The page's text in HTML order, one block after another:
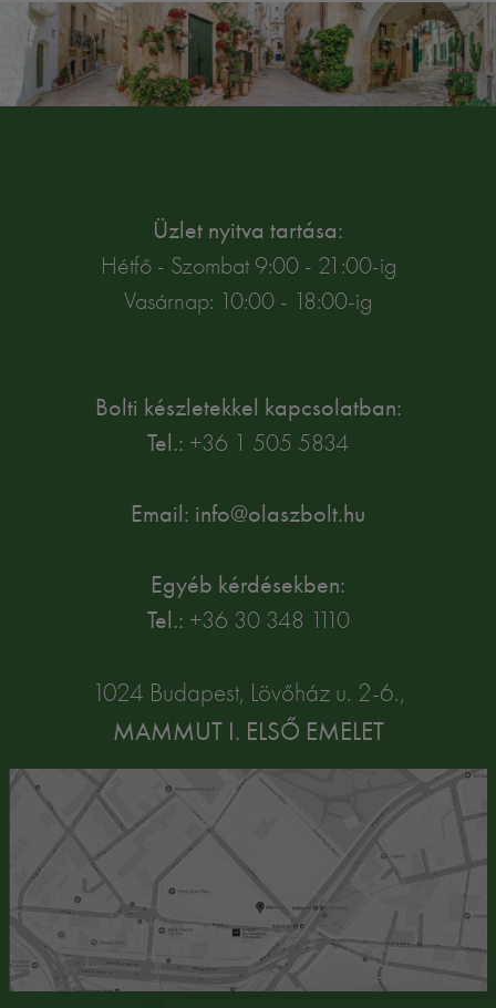
Üzlet nyitva tartása:
Hétfő - Szombat 9:00 - 21:00-ig
Vasárnap: 10:00 - 18:00-ig
Bolti készletekkel kapcsolatban:
Tel.: +36 1 505 5834
Email: info@olaszbolt.hu
Egyéb kérdésekben:
Tel.: +36 30 348 1110
1024 Budapest, Lövőház u. 2-6.,
MAMMUT I. ELSŐ EMELET